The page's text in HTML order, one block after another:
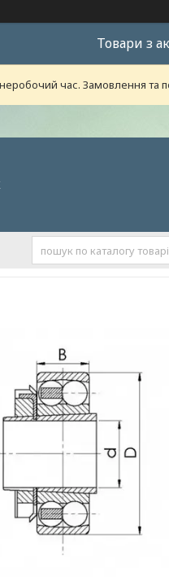
Товари з
час. Замовлення та